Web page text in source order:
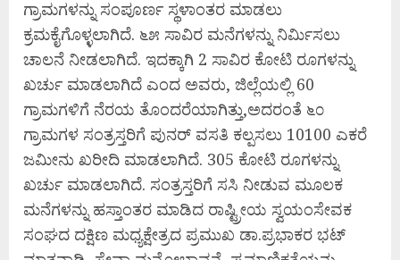
ಗ್ರಾಮಗಳನ್ನು ಸಂಪೂರ್ಣ ಸ್ಥಳಾಂತರ ಮಾಡಲು
ಕ್ರಮಕೈಗೊಳ್ಳಲಾಗಿದೆ. ೬೫ ಸಾವಿರ ಮನೆಗಳನ್ನು ನಿರ್ಮಿಸಲು
ಚಾಲನೆ ನೀಡಲಾಗಿದೆ. ಇದಕ್ಕಾಗಿ 2 ಸಾವಿರ ಕೋಟಿ ರೂಗಳನ್ನು
ಖರ್ಚು ಮಾಡಲಾಗಿದೆ ಎಂದ ಅವರು, ಜಿಲ್ಲೆಯಲ್ಲಿ 60
ಗ್ರಾಮಗಳಿಗೆ ನೆರಯ ತೊಂದರೆಯಾಗಿತ್ತು,ಅದರಂತೆ ೬೦
ಗ್ರಾಮಗಳ ಸಂತ್ರಸ್ತರಿಗೆ ಪುನರ್ ವಸತಿ ಕಲ್ಪಸಲು 10100 ಎಕರೆ
ಜಮೀನು ಖರೀದಿ ಮಾಡಲಾಗಿದೆ. 305 ಕೋಟಿ ರೂಗಳನ್ನು
ಖರ್ಚು ಮಾಡಲಾಗಿದೆ. ಸಂತ್ರಸ್ತರಿಗೆ ಸಸಿ ನೀಡುವ ಮೂಲಕ
ಮನೆಗಳನ್ನು ಹಸ್ತಾಂತರ ಮಾಡಿದ ರಾಷ್ಟ್ರೀಯ ಸ್ವಯಂಸೇವಕ
ಸಂಘದ ದಕ್ಷಿಣ ಮಧ್ಯಕ್ಷೇತ್ರದ ಪ್ರಮುಖ ಡಾ.ಪ್ರಭಾಕರ ಭಟ್